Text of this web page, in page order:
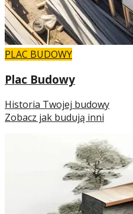
PLAC BUDOWY
Plac Budowy
Historia Twojej budowy
Zobacz jak budują inni